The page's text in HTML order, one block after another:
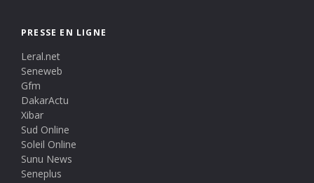
PRESSE EN LIGNE
Leral.net
Seneweb
Gfm
DakarActu
Xibar
Sud Online
Soleil Online
Sunu News
Seneplus